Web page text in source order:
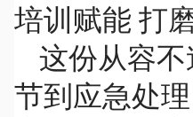
培训赋能 打
这份从容
节到应急处